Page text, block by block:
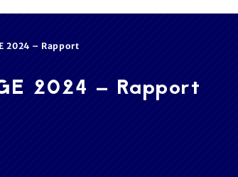
2024 – Rapport
2024 – Rapport